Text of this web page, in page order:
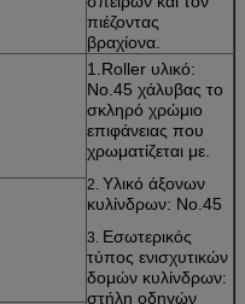
πιέζοντας
βραχίονα.
1.Roller υλικό:
No.45 χάλυβας το
σκληρό χρώμιο
επιφάνειας που
χρωματίζεται με.
2. Υλικό άξονων
κυλίνδρων: No.45
3. Εσωτερικός
τύπος ενισχυτικών
δομών κυλίνδρων:
στήλη οδηγών